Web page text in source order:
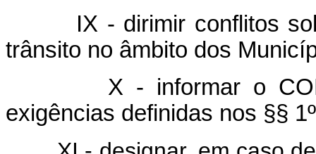
IX - dirimir conflitos
trânsito no âmbito dos
X - informar o
exigências definidas nos §§